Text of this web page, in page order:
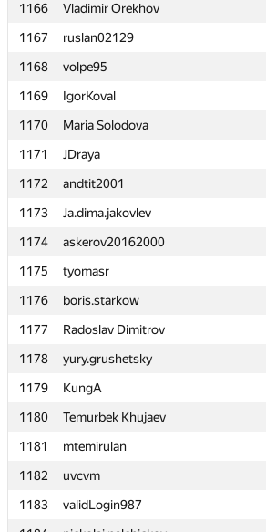
1166
Vladimir Orekhov
1167
ruslan02129
1168
volpe95
1169
IgorKoval
1170
Maria Solodova
1171
JDraya
1172
andtit2001
1173
Ja.dima.jakovlev
1174
askerov20162000
1175
tyomasr
1176
boris.starkow
1177
Radoslav Dimitrov
1178
yury.grushetsky
1179
KungA
1180
Temurbek Khujaev
1181
mtemirulan
1182
uvcvm
1183
validLogin987
1166
Vladimir Orekhov
1167
ruslan02129
1168
volpe95
1169
IgorKoval
1170
Maria Solodova
1171
JDraya
1172
andtit2001
1173
Ja.dima.jakovlev
1174
askerov20162000
1175
tyomasr
1176
boris.starkow
1177
Radoslav Dimitrov
1178
yury.grushetsky
1179
KungA
1180
Temurbek Khujaev
1181
mtemirulan
1182
uvcvm
1183
validLogin987